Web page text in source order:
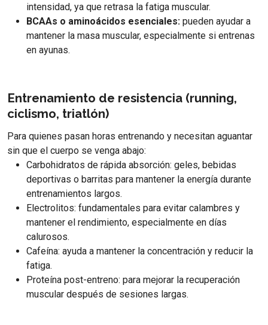
intensidad, ya que retrasa la fatiga muscular.
BCAAs o aminoácidos esenciales: pueden ayudar a
mantener la masa muscular, especialmente si entrenas
en ayunas.
Entrenamiento de resistencia (running,
ciclismo, triatlón)
Para quienes pasan horas entrenando y necesitan aguantar
sin que el cuerpo se venga abajo:
Carbohidratos de rápida absorción: geles, bebidas
deportivas o barritas para mantener la energía durante
entrenamientos largos.
Electrolitos: fundamentales para evitar calambres y
mantener el rendimiento, especialmente en días
calurosos.
Cafeína: ayuda a mantener la concentración y reducir la
fatiga.
Proteína post-entreno: para mejorar la recuperación
muscular después de sesiones largas.